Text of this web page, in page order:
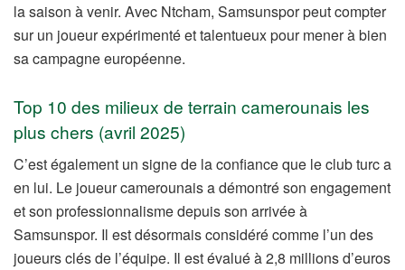
la saison à venir. Avec Ntcham, Samsunspor peut compter
sur un joueur expérimenté et talentueux pour mener à bien
sa campagne européenne.
Top 10 des milieux de terrain camerounais les
plus chers (avril 2025)
C’est également un signe de la confiance que le club turc a
en lui. Le joueur camerounais a démontré son engagement
et son professionnalisme depuis son arrivée à
Samsunspor. Il est désormais considéré comme l’un des
joueurs clés de l’équipe. Il est évalué à 2,8 millions d’euros